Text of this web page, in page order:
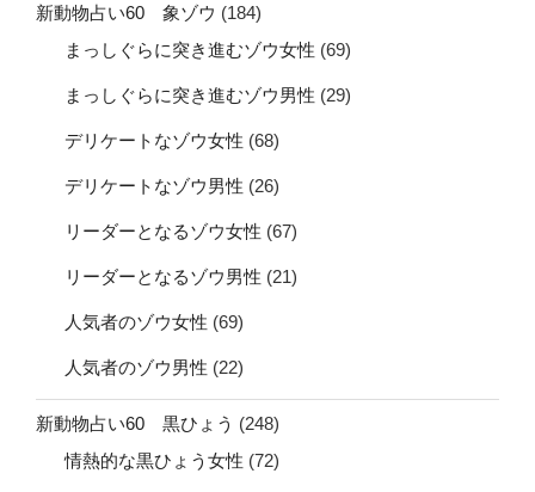
新動物占い60 象ゾウ (184)
まっしぐらに突き進むゾウ女性 (69)
まっしぐらに突き進むゾウ男性 (29)
デリケートなゾウ女性 (68)
デリケートなゾウ男性 (26)
リーダーとなるゾウ女性 (67)
リーダーとなるゾウ男性 (21)
人気者のゾウ女性 (69)
人気者のゾウ男性 (22)
新動物占い60 黒ひょう (248)
情熱的な黒ひょう女性 (72)